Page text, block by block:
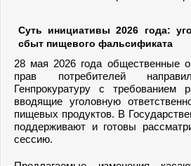
Суть инициативы 2026 года:
сбыт пищевого фальсификата
28 мая 2026 года общественные
прав потребителей
Генпрокуратуру с требованием
вводящие уголовную
пищевых продуктов. В
поддерживают и готовы
сессию.